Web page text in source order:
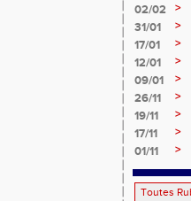
02/02
>
31/01 >
17/01
>
12/01 >
09/01
>
26/11 >
19/11 >
17/11
>
01/11
>